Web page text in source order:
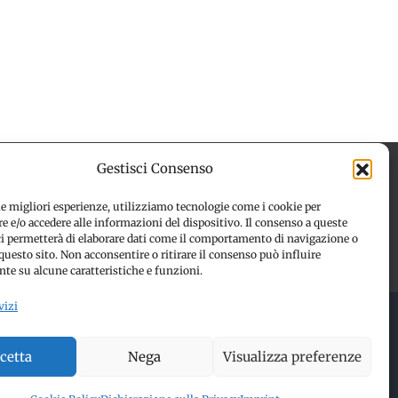
Gestisci Consenso
migliori esperienze, utilizziamo tecnologie come i cookie per
e/o accedere alle informazioni del dispositivo. Il consenso a queste
permetterà di elaborare dati come il comportamento di navigazione o
sito. Non acconsentire o ritirare il consenso può influire
su alcune caratteristiche e funzioni.
Nega Visualizza preferenze
Disconoscimento
| Made with ❤️ by